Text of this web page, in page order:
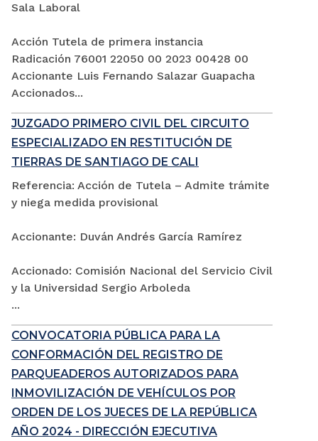
Sala Laboral
Acción Tutela de primera instancia
Radicación 76001 22050 00 2023 00428 00
Accionante Luis Fernando Salazar Guapacha
Accionados...
JUZGADO PRIMERO CIVIL DEL CIRCUITO
ESPECIALIZADO EN RESTITUCIÓN DE
TIERRAS DE SANTIAGO DE CALI
Referencia: Acción de Tutela – Admite trámite
y niega medida provisional
Accionante: Duván Andrés García Ramírez
Accionado: Comisión Nacional del Servicio Civil
y la Universidad Sergio Arboleda
...
CONVOCATORIA PÚBLICA PARA LA
CONFORMACIÓN DEL REGISTRO DE
PARQUEADEROS AUTORIZADOS PARA
INMOVILIZACIÓN DE VEHÍCULOS POR
ORDEN DE LOS JUECES DE LA REPÚBLICA
AÑO 2024 - DIRECCIÓN EJECUTIVA